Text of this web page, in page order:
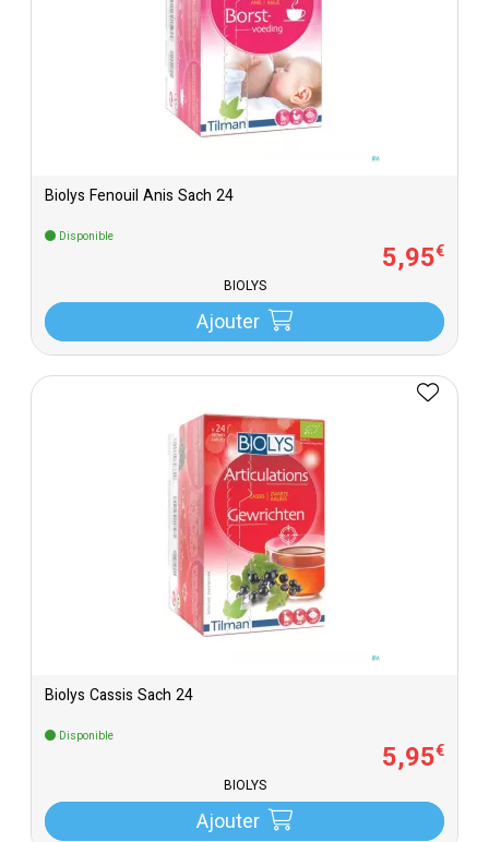
Biolys Fenouil Anis Sach 24
Disponible
5,95€
BIOLYS
Ajouter
Biolys Cassis Sach 24
Disponible
5,95€
BIOLYS
Ajouter